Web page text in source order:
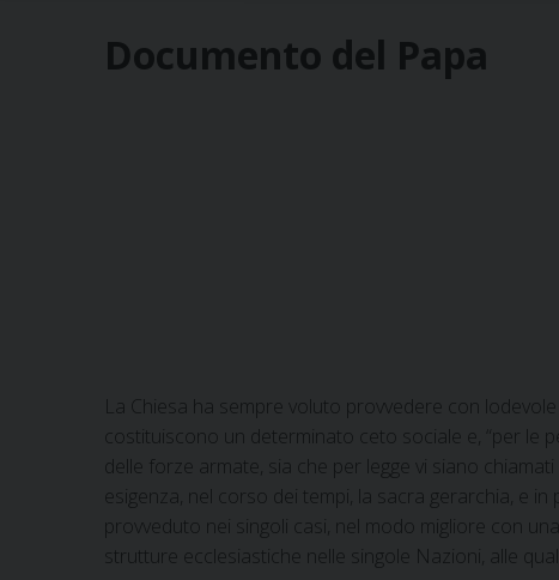
Documento del Papa
La Chiesa ha sempre voluto provvedere con
costituiscono un determinato ceto sociale e, “per le
delle forze armate, sia che per legge vi siano
esigenza, nel corso dei tempi, la sacra gerarchia, e
provveduto nei singoli casi, nel modo migliore con
strutture ecclesiastiche nelle singole Nazioni, alle